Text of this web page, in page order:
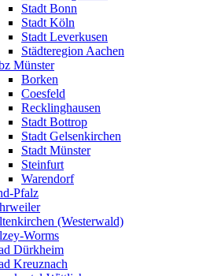
Stadt Bonn
Stadt Köln
Stadt Leverkusen
Städteregion Aachen
Münster
Borken
Coesfeld
Recklinghausen
Stadt Bottrop
Stadt Gelsenkirchen
Stadt Münster
Steinfurt
Warendorf
Pfalz
(Westerwald)
Worms
Dürkheim
Kreuznach